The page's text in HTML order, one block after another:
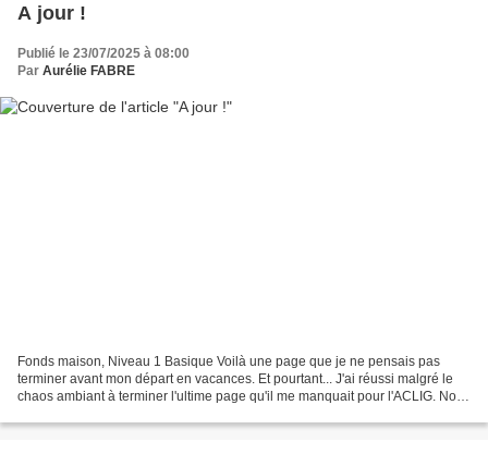
A jour !
Publié le 23/07/2025 à 08:00
Par Aurélie FABRE
Fonds maison, Niveau 1 Basique Voilà une page que je ne pensais pas
terminer avant mon départ en vacances. Et pourtant... J'ai réussi malgré le
chaos ambiant à terminer l'ultime page qu'il me manquait pour l'ACLIG. Nous